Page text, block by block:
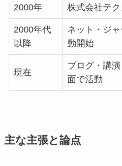
2000年 株式会社テ
2000年代
以降
ネット・ジ
動開始
現在
ブログ・講
面で活動
主な主張と論点